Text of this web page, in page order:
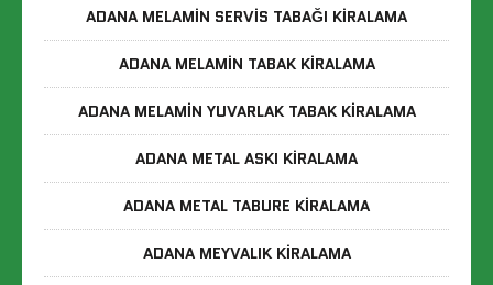
ADANA MELAMIN SERVIS TABAĞI KIRALAMA
ADANA MELAMIN TABAK KIRALAMA
ADANA MELAMIN YUVARLAK TABAK KIRALAMA
ADANA METAL ASKI KIRALAMA
ADANA METAL TABURE KIRALAMA
ADANA MEYVALIK KIRALAMA